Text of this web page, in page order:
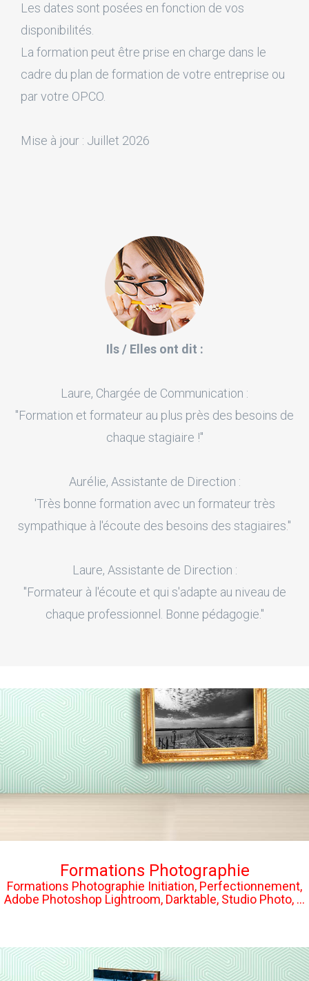
Les dates sont posées en fonction de vos
disponibilités.
La formation peut être prise en charge dans le
cadre du plan de formation de votre entreprise ou
par votre OPCO.
Mise à jour : Juillet 2026
Ils / Elles ont dit :
Laure, Chargée de Communication :
"Formation et formateur au plus près des besoins de
chaque stagiaire !"
Aurélie, Assistante de Direction :
'Très bonne formation avec un formateur très
sympathique à l'écoute des besoins des stagiaires."
Laure, Assistante de Direction :
"Formateur à l'écoute et qui s'adapte au niveau de
chaque professionnel. Bonne pédagogie."
Formations Photographie
Formations Photographie Initiation, Perfectionnement,
Adobe Photoshop Lightroom, Darktable, Studio Photo, ...